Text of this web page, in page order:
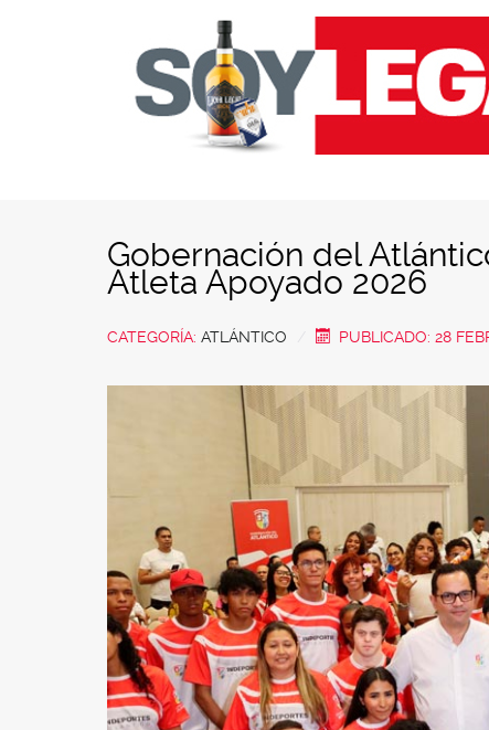
Gobernación del
Atleta Apoyado 2026
CATEGORÍA: ATLÁNTICO PUBLICADO: 28